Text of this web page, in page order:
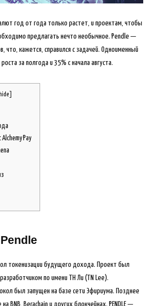
год от года только растет, и проектам, чтобы
предлагать нечто необычное. Pendle —
что, кажется, справился с задачей. Одноименный
за полгода и 35% с начала августа.
hide
Pay
Pendle
токенизации будущего дохода. Проект был
по имени ТН Ли (TN Lee).
был запущен на базе сети Эфириума. Позднее
BNB, Berachain и других блокчейнах. PENDLE —